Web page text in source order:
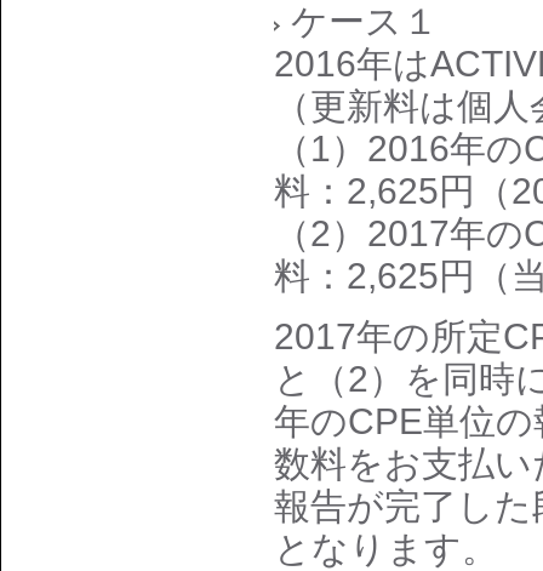
ケース１
2016年は
（更新料は個
（1）2016年
料：2,625円（
（2）2017年
料：2,625円（
2017年の所定
と（2）を同時
年のCPE単位
数料をお支払
報告が完了し
となります。